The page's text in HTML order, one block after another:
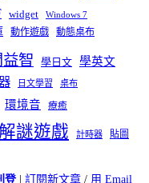
widget Windows 7
動作遊戲 動態桌布
智 學日文 學英文
日文學習 桌布
環境音 療癒
謎遊戲 計時器
貼圖
登| 訂閱新文章 / 用 Email